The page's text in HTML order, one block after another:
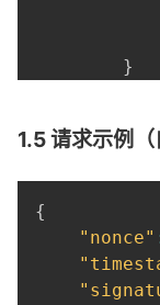
}
1.5 请求示例（
{
"nonce"